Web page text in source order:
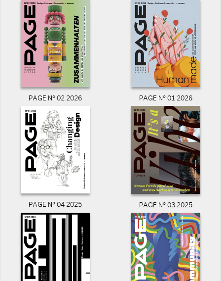
PAGE N° 02 2026 PAGE N° 01 2026
PAGE N° 04 2025 PAGE N° 03 2025